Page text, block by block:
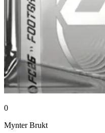
0
Mynter Brukt